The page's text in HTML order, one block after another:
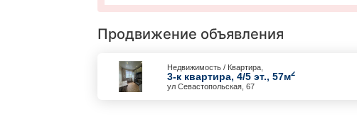
Продвижение объявления
Недвижимость / Квартира,
3-к квартира, 4/5 эт., 57м2
ул Севастопольская, 67